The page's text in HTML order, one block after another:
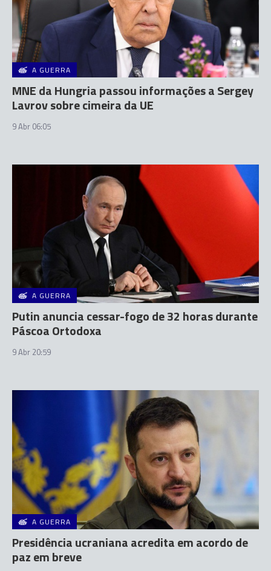
A GUERRA
MNE da Hungria passou informações a Sergey
Lavrov sobre cimeira da UE
9 Abr 06:05
A GUERRA
Putin anuncia cessar-fogo de 32 horas durante
Páscoa Ortodoxa
9 Abr 20:59
A GUERRA
Presidência ucraniana acredita em acordo de
paz em breve